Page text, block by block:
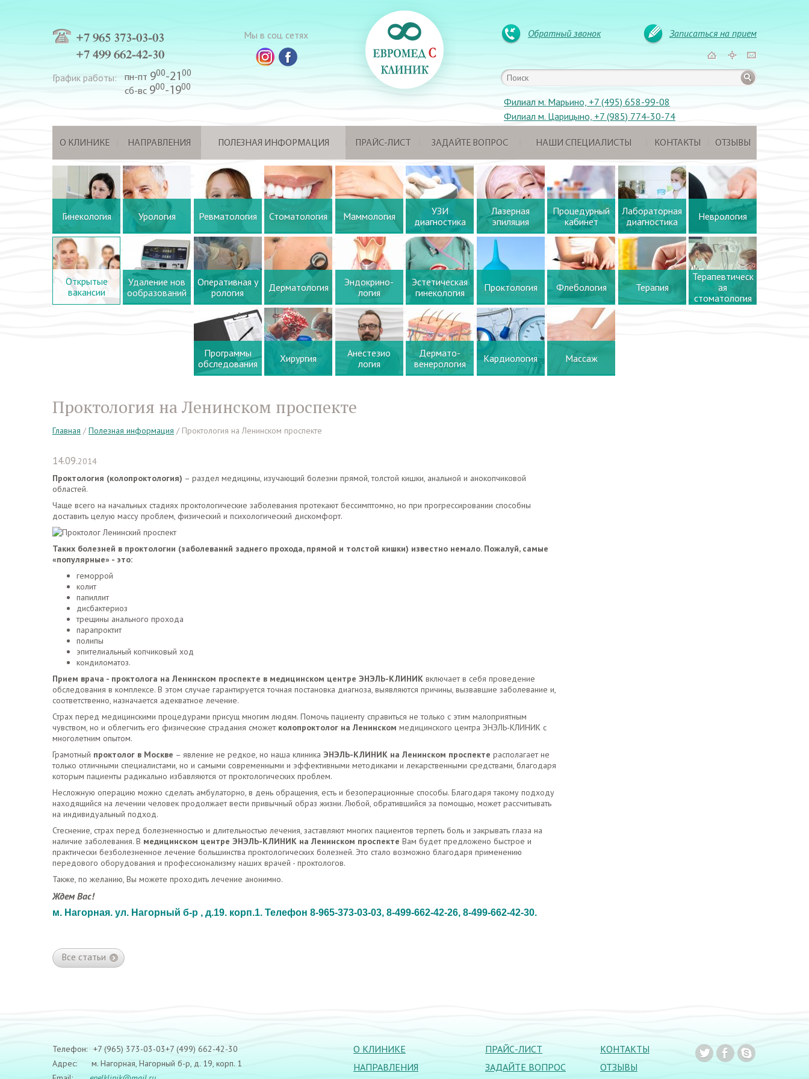
+7 965 373-03-03
+7 499 662-42-30
График работы: пн-пт 900-21 00
сб-вс 900-1900
Мы в соц. сетях Обратный звонок Записаться на прием
Филиал м. Марьино, +7 (495) 658-99-08
Филиал м. Царицыно, +7 (985) 774-30-74
О КЛИНИКЕ НАПРАВЛЕНИЯ ПОЛЕЗНАЯ ИНФОРМАЦИЯ ПРАЙС-ЛИСТ ЗАДАЙТЕ ВОПРОС НАШИ СПЕЦИАЛИСТЫ КОНТАКТЫ ОТЗЫВЫ
Гинекология Урология Ревматология Стоматология Маммология
УЗИ
диагностика
Лазерная
эпиляция
Процедурный
кабинет
Лабораторная
диагностика
Неврология
Открытые
вакансии
Удаление нов
ообразований
Оперативная у
рология
Дерматология
Эндокрино-
логия
Эстетическая
гинекология
Проктология Флебология Терапия
Терапевтическ
ая
стоматология
Программы
обследования
Хирургия
Анестезио
логия
Дермато-
венерология
Кардиология Массаж
Проктология на Ленинском проспекте
Главная / Полезная информация / Проктология на Ленинском проспекте
14.09.2014
Проктология (колопроктология) – раздел медицины, изучающий болезни прямой, толстой кишки, анальной и анокопчиковой
областей.
Чаще всего на начальных стадиях проктологические заболевания протекают бессимптомно, но при прогрессировании способны
доставить целую массу проблем, физический и психологический дискомфорт.
Таких болезней в проктологии (заболеваний заднего прохода, прямой и толстой кишки) известно немало. Пожалуй, самые
«популярные» - это:
геморрой
колит
папиллит
дисбактериоз
трещины анального прохода
парапроктит
полипы
эпителиальный копчиковый ход
кондиломатоз.
Прием врача - проктолога на Ленинском проспекте в медицинском центре ЭНЭЛЬ-КЛИНИК включает в себя проведение
обследования в комплексе. В этом случае гарантируется точная постановка диагноза, выявляются причины, вызвавшие заболевание и,
соответственно, назначается адекватное лечение.
Страх перед медицинскими процедурами присущ многим людям. Помочь пациенту справиться не только с этим малоприятным
чувством, но и облегчить его физические страдания сможет колопроктолог на Ленинском медицинского центра ЭНЭЛЬ-КЛИНИК с
многолетним опытом.
Грамотный проктолог в Москве – явление не редкое, но наша клиника ЭНЭЛЬ-КЛИНИК на Ленинском проспекте располагает не
только отличными специалистами, но и самыми современными и эффективными методиками и лекарственными средствами, благодаря
которым пациенты радикально избавляются от проктологических проблем.
Несложную операцию можно сделать амбулаторно, в день обращения, есть и безоперационные способы. Благодаря такому подходу
находящийся на лечении человек продолжает вести привычный образ жизни. Любой, обратившийся за помощью, может рассчитывать
на индивидуальный подход.
Стеснение, страх перед болезненностью и длительностью лечения, заставляют многих пациентов терпеть боль и закрывать глаза на
наличие заболевания. В медицинском центре ЭНЭЛЬ-КЛИНИК на Ленинском проспекте Вам будет предложено быстрое и
практически безболезненное лечение большинства проктологических болезней. Это стало возможно благодаря применению
передового оборудования и профессионализму наших врачей - проктологов.
Также, по желанию, Вы можете проходить лечение анонимно.
Ждем Вас!
м. Нагорная. ул. Нагорный б-р , д.19. корп.1. Телефон 8-965-373-03-03, 8-499-662-42-26, 8-499-662-42-30.
Все статьи
Телефон: +7 (965) 373-03-03+7 (499) 662-42-30
Адрес:
м. Нагорная, Нагорный б-р, д. 19, корп. 1
О КЛИНИКЕ
НАПРАВЛЕНИЯ
ПРАЙС-ЛИСТ
ЗАДАЙТЕ ВОПРОС
КОНТАКТЫ
ОТЗЫВЫ